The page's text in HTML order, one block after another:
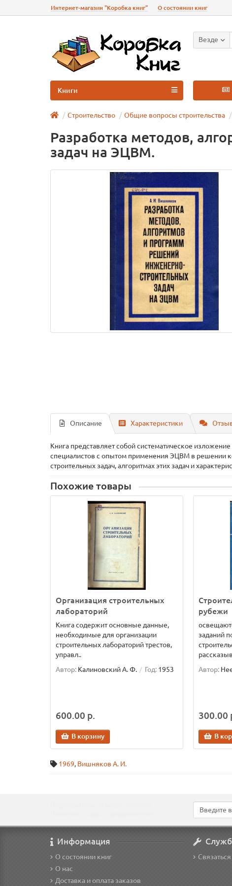
Интернет-магазин "Коробка книг" О состоянии книг
Везде
Книги
Строительство Общие вопросы строительства
Разработка методов,
задач на ЭЦВМ.
Описание Характеристики
Книга представляет собой систематическое
специалистов с опытом применения ЭЦВМ в решении
строительных задач, алгоритмах этих задач и
Похожие товары
Организация строительных
лабораторий
Книга содержит основные данные,
необходимые для организации
строительных лабораторий трестов,
управл..
Автор: Калиновский А. Ф. Год: 1953
600.00 р.
В корзину
рубежи
заданий
Автор:
300.00
В
1969, Вишняков А. И.
Информация
О состоянии книг
О нас
Доставка и оплата заказов